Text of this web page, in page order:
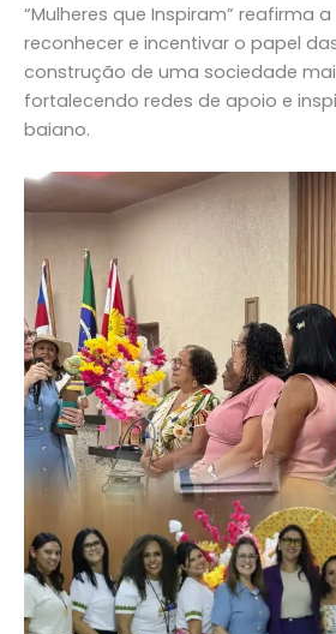
“Mulheres que Inspiram” reafirma
reconhecer e incentivar o papel
construção de uma sociedade
fortalecendo redes de apoio e
baiano.